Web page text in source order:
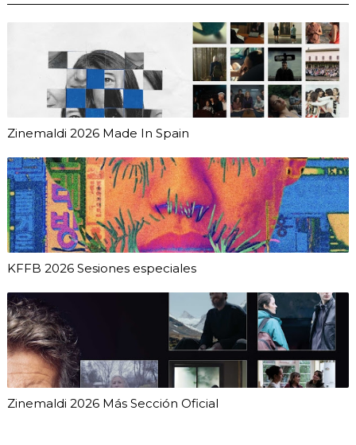
Zinemaldi 2026 Made In Spain
KFFB 2026 Sesiones especiales
Zinemaldi 2026 Más Sección Oficial